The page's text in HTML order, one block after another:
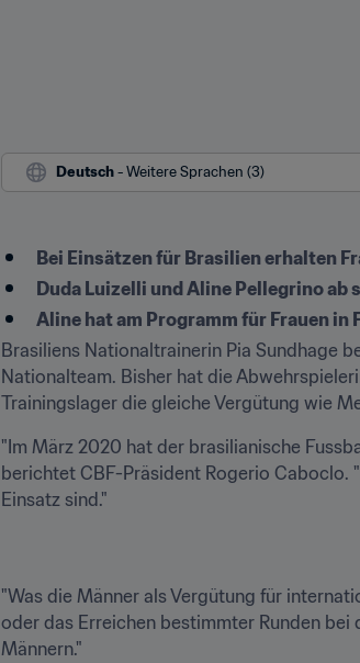
Deutsch - Weitere Sprachen (3)
Bei Einsätzen für Brasilien erhalten
Duda Luizelli und Aline Pellegrino
Aline hat am Programm für Frauen
Brasiliens Nationaltrainerin Pia Sundhage
Nationalteam. Bisher hat die
Trainingslager die gleiche Vergütung wie
"Im März 2020 hat der brasilianische
berichtet CBF-Präsident Rogerio Caboclo.
Einsatz sind."
"Was die Männer als Vergütung für
oder das Erreichen bestimmter Runden
Männern."